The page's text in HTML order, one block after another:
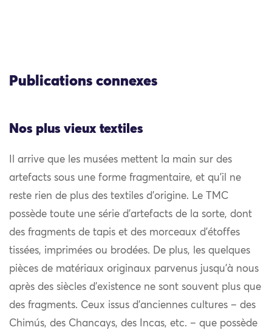
Publications connexes
Nos plus vieux textiles
Il arrive que les musées mettent la main sur des
artefacts sous une forme fragmentaire, et qu’il ne
reste rien de plus des textiles d’origine. Le TMC
possède toute une série d’artefacts de la sorte, dont
des fragments de tapis et des morceaux d’étoffes
tissées, imprimées ou brodées. De plus, les quelques
pièces de matériaux originaux parvenus jusqu’à nous
après des siècles d’existence ne sont souvent plus que
des fragments. Ceux issus d’anciennes cultures – des
Chimús, des Chancays, des Incas, etc. – que possède